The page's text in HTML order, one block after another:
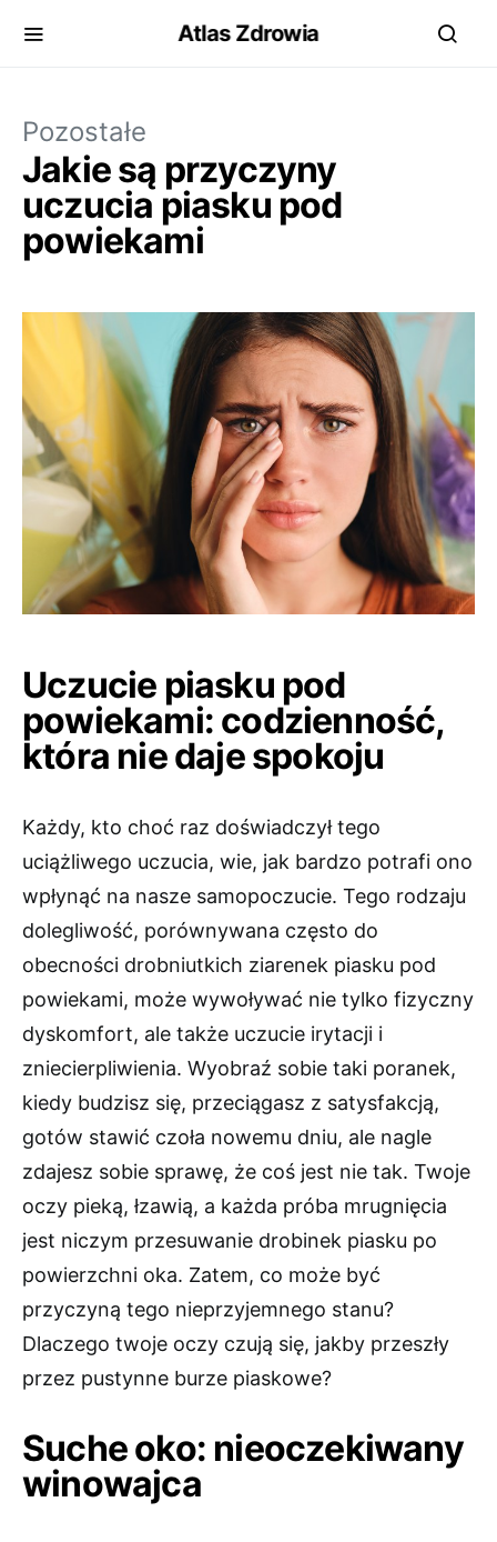
Atlas Zdrowia
Pozostałe
Jakie są przyczyny
uczucia piasku pod
powiekami
Uczucie piasku pod
powiekami: codzienność,
która nie daje spokoju
Każdy, kto choć raz doświadczył tego
uciążliwego uczucia, wie, jak bardzo potrafi ono
wpłynąć na nasze samopoczucie. Tego rodzaju
dolegliwość, porównywana często do
obecności drobniutkich ziarenek piasku pod
powiekami, może wywoływać nie tylko fizyczny
dyskomfort, ale także uczucie irytacji i
zniecierpliwienia. Wyobraź sobie taki poranek,
kiedy budzisz się, przeciągasz z satysfakcją,
gotów stawić czoła nowemu dniu, ale nagle
zdajesz sobie sprawę, że coś jest nie tak. Twoje
oczy pieką, łzawią, a każda próba mrugnięcia
jest niczym przesuwanie drobinek piasku po
powierzchni oka. Zatem, co może być
przyczyną tego nieprzyjemnego stanu?
Dlaczego twoje oczy czują się, jakby przeszły
przez pustynne burze piaskowe?
Suche oko: nieoczekiwany
winowajca